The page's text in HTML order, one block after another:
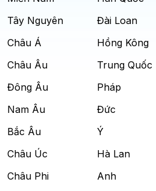
Tây Nguyên
Châu Á
Châu Âu
Đông Âu
Nam Âu
Bắc Âu
Châu Úc
Châu Phi
Đài Loan
Hồng Kông
Trung Quốc
Pháp
Đức
Ý
Hà Lan
Anh